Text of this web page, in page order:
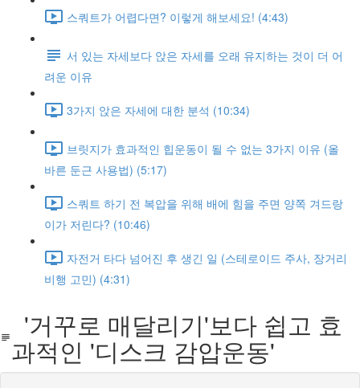
스쿼트가 어렵다면? 이렇게 해보세요! (4:43)
서 있는 자세보다 앉은 자세를 오래 유지하는 것이 더 어
려운 이유
3가지 앉은 자세에 대한 분석 (10:34)
브릿지가 효과적인 힙운동이 될 수 없는 3가지 이유 (올
바른 둔근 사용법) (5:17)
스쿼트 하기 전 복압을 위해 배에 힘을 주면 양쪽 겨드랑
이가 저린다? (10:46)
자전거 타다 넘어진 후 생긴 일 (스테로이드 주사, 장거리
비행 고민) (4:31)
'거꾸로 매달리기'보다 쉽고 효
과적인 '디스크 감압운동'